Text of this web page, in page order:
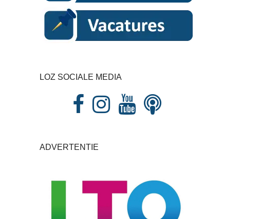
LOZ SOCIALE MEDIA
ADVERTENTIE